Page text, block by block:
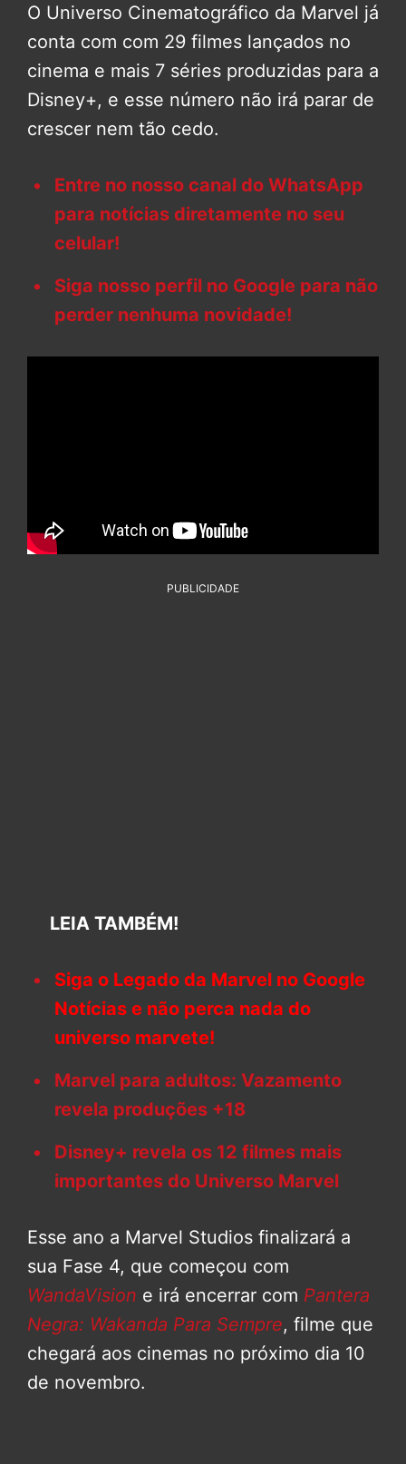
O Universo Cinematográfico da Marvel já
conta com com 29 filmes lançados no
cinema e mais 7 séries produzidas para a
Disney+, e esse número não irá parar de
crescer nem tão cedo.
Entre no nosso canal do WhatsApp
para notícias diretamente no seu
celular!
Siga nosso perfil no Google para não
perder nenhuma novidade!
PUBLICIDADE
LEIA TAMBÉM!
Siga o Legado da Marvel no Google
Notícias e não perca nada do
universo marvete!
Marvel para adultos: Vazamento
revela produções +18
Disney+ revela os 12 filmes mais
importantes do Universo Marvel
Esse ano a Marvel Studios finalizará a
sua Fase 4, que começou com
WandaVision e irá encerrar com Pantera
Negra: Wakanda Para Sempre, filme que
chegará aos cinemas no próximo dia 10
de novembro.